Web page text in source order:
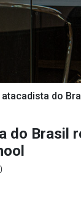
do
do Brasil